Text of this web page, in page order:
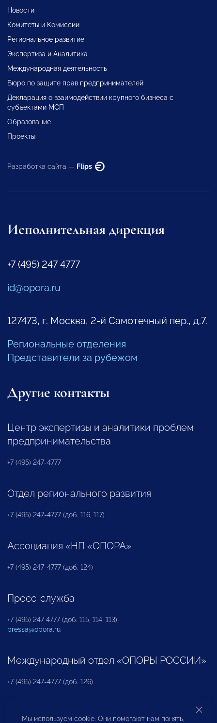
Новости
Комитеты и Комиссии
Региональное развитие
Экспертиза и Аналитика
Международная деятельность
Бюро по защите прав предпринимателей
Декларация о взаимодействии крупного бизнеса с
субъектами МСП
Образование
Проекты
Разработка сайта — Flips
Исполнительная дирекция
+7 (495) 247 4777
id@opora.ru
127473, г. Москва, 2-й Самотечный пер., д.7.
Региональные отделения
Представители за рубежом
Другие контакты
Центр экспертизы и аналитики проблем
предпринимательства
+7 (495) 247-4777
Отдел регионального развития
+7 (495) 247-4777 (доб. 116, 117)
Ассоциация «НП «ОПОРА»
+7 (495) 247-4777 (доб. 124)
Пресс-служба
+7 (495) 247 4777 (доб. 115, 114, 113)
pressa@opora.ru
Международный отдел «ОПОРЫ РОССИИ»
+7 (495) 247-4777 (доб. 126)
Бюро по защите прав предпринимателей и
Мы используем cookie. Они помогают нам понять,